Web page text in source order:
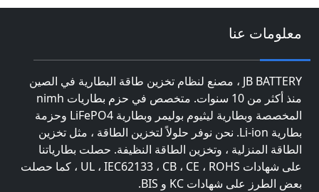
معلومات عنا
JB BATTERY ، مصنع لنظام تخزين طاقة البطارية في الصين
منذ أكثر من 10 سنوات. متخصص في حزم بطاريات nimh
المخصصة وبطارية ليثيوم بوليمر وبطارية LiFePO4 وحزمة
بطارية Li-ion. نحن نوفر حلولاً لتخزين الطاقة ، مثل تخزين
الطاقة المنزلية ، وتخزين الطاقة النظيفة. حصلت بطارياتنا
على شهادات UL ، IEC62133 ، CB ، CE ، ROHS ، كما حصلت
بعض الطرز على شهادات KC و BIS.